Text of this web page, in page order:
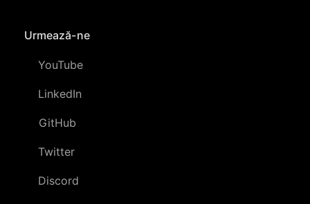
Urmează-ne
YouTube
LinkedIn
GitHub
Twitter
Discord